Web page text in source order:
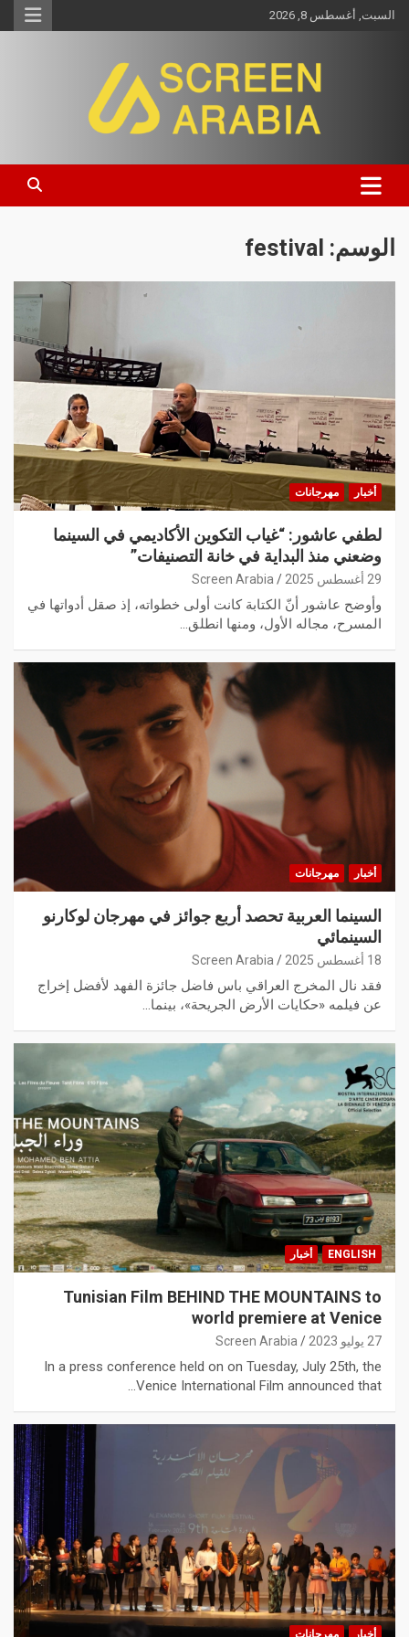
السبت, أغسطس 8, 2026
Screen Arabia
الوسم: festival
أخبار مهرجانات
لطفي عاشور: “غياب التكوين الأكاديمي في السينما
وضعني منذ البداية في خانة التصنيفات”
29 أغسطس 2025 Screen Arabia
وأوضح عاشور أنّ الكتابة كانت أولى خطواته، إذ صقل أدواتها في
المسرح، مجاله الأول، ومنها انطلق…
أخبار مهرجانات
السينما العربية تحصد أربع جوائز في مهرجان لوكارنو
السينمائي
18 أغسطس 2025 Screen Arabia
فقد نال المخرج العراقي باس فاضل جائزة الفهد لأفضل إخراج
عن فيلمه «حكايات الأرض الجريحة»، بينما…
ENGLISH أخبار
Tunisian Film BEHIND THE MOUNTAINS to
world premiere at Venice
27 يوليو 2023 Screen Arabia
In a press conference held on on Tuesday, July 25th, the
Venice International Film announced that…